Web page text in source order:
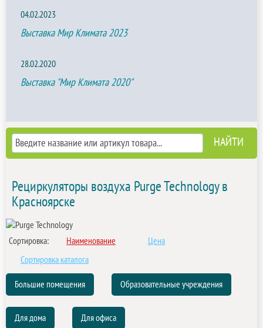
04.02.2023
Выставка Мир Климата 2023
28.02.2020
Выставка "Мир Климата 2020"
Рециркуляторы воздуха Purge Technology в
Красноярске
Сортировка: Наименование
Цена
Сортировка каталога
Большие помещения Образовательные учреждения
Для дома Для офиса